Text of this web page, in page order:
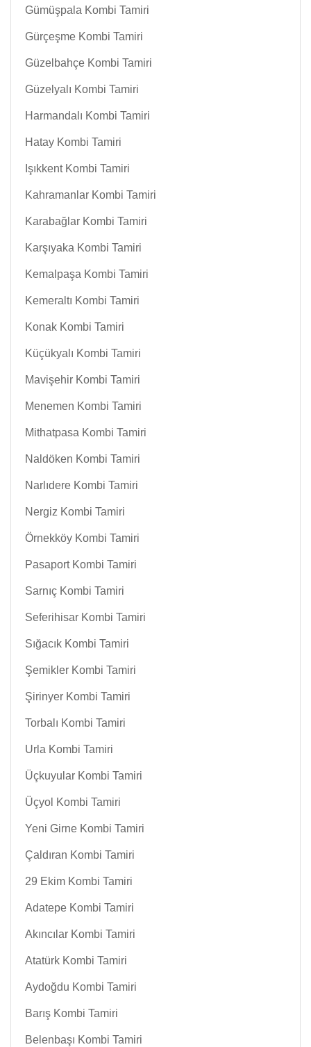
Gümüşpala Kombi Tamiri
Gürçeşme Kombi Tamiri
Güzelbahçe Kombi Tamiri
Güzelyalı Kombi Tamiri
Harmandalı Kombi Tamiri
Hatay Kombi Tamiri
Işıkkent Kombi Tamiri
Kahramanlar Kombi Tamiri
Karabağlar Kombi Tamiri
Karşıyaka Kombi Tamiri
Kemalpaşa Kombi Tamiri
Kemeraltı Kombi Tamiri
Konak Kombi Tamiri
Küçükyalı Kombi Tamiri
Mavişehir Kombi Tamiri
Menemen Kombi Tamiri
Mithatpasa Kombi Tamiri
Naldöken Kombi Tamiri
Narlıdere Kombi Tamiri
Nergiz Kombi Tamiri
Örnekköy Kombi Tamiri
Pasaport Kombi Tamiri
Sarnıç Kombi Tamiri
Seferihisar Kombi Tamiri
Sığacık Kombi Tamiri
Şemikler Kombi Tamiri
Şirinyer Kombi Tamiri
Torbalı Kombi Tamiri
Urla Kombi Tamiri
Üçkuyular Kombi Tamiri
Üçyol Kombi Tamiri
Yeni Girne Kombi Tamiri
Çaldıran Kombi Tamiri
29 Ekim Kombi Tamiri
Adatepe Kombi Tamiri
Akıncılar Kombi Tamiri
Atatürk Kombi Tamiri
Aydoğdu Kombi Tamiri
Barış Kombi Tamiri
Belenbaşı Kombi Tamiri